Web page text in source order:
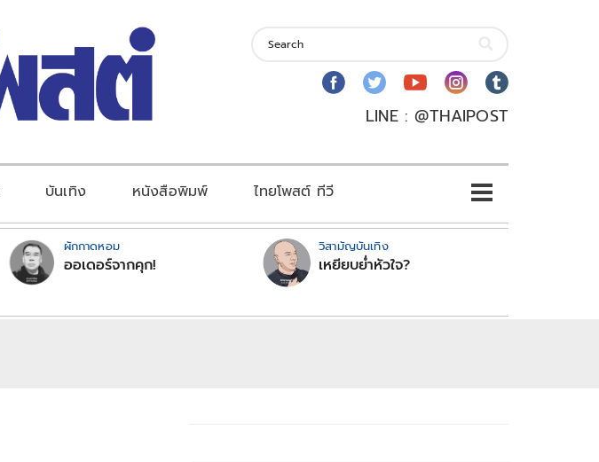
LINE : @THAIPOST
บันเทิง หนังสือพิมพ์ ไทยโพสต์ ทีวี
ผักกาดหอม
ออเดอร์จากคุก!
วิสามัญบันเทิง
เหยียบย่ำหัวใจ?